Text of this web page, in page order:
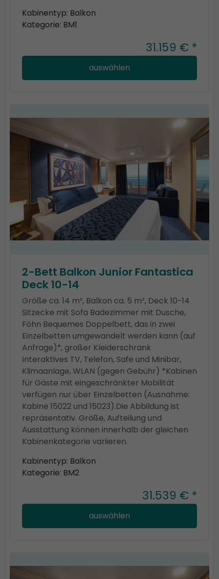
Kabinentyp: Balkon
Kategorie: BM1
31.159 € *
auswählen
2-Bett Balkon Junior Fantastica
Deck 10-14
Größe ca. 14 m², Balkon ca. 5 m², Deck 10-14
Sitzecke mit Sofa Badezimmer mit Dusche,
Föhn Bequemes Doppelbett, das in zwei
Einzelbetten umgewandelt werden kann (auf
Anfrage)*, großer Kleiderschrank
Interaktives TV, Telefon, Safe und Minibar,
Klimaanlage, WLAN (gegen Gebühr) *Kabinen
für Gäste mit eingeschränkter Mobilität
verfügen nur über Einzelbetten (Ausnahme:
Kabine 15022 und 15023).Die Abbildung ist
repräsentativ. Größe, Aufteilung und
Ausstattung können innerhalb der gleichen
Kabinenkategorie variieren.
Kabinentyp: Balkon
Kategorie: BM2
31.539 € *
auswählen